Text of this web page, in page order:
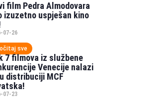
film Pedra Almodovara
izuzetno uspješan kino
07-26
sve
7 filmova iz službene
Venecije nalazi
distribuciji MCF
07-23